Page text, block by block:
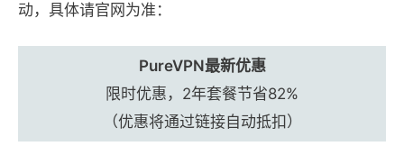
动，具体请官网为准：
PureVPN最新优惠
限时优惠，2年套餐节省82%
（优惠将通过链接自动抵扣）